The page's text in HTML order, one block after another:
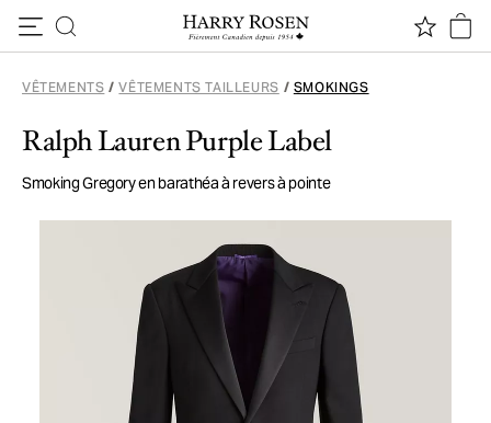
VÊTEMENTS / VÊTEMENTS TAILLEURS / SMOKINGS
Ralph Lauren Purple Label
Smoking Gregory en barathéa à revers à pointe